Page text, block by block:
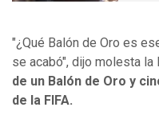
"¿Qué Balón de Oro es
se acabó", dijo molesta la
de un Balón de Oro y
de la FIFA.